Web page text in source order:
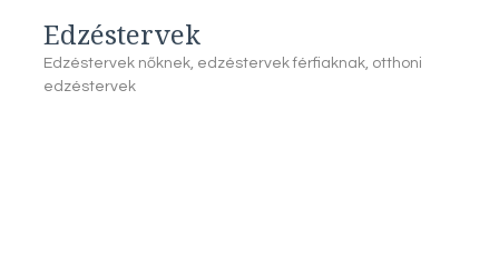
Edzéstervek
Edzéstervek nőknek, edzéstervek férfiaknak, otthoni
edzéstervek